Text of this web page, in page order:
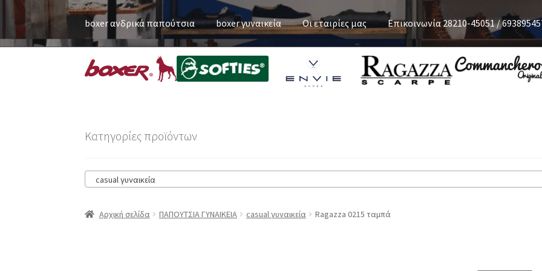
boxer ανδρικά παπούτσια boxer γυναικεία Οι εταιρίες μας Επικοινωνία 28210-45051 /
Κατηγορίες προϊόντων
casual γυναικεία
Αρχική σελίδα ΠΑΠΟΥΤΣΙΑ ΓΥΝΑΙΚΕΙΑ casual γυναικεία Ragazza 0215 ταμπά